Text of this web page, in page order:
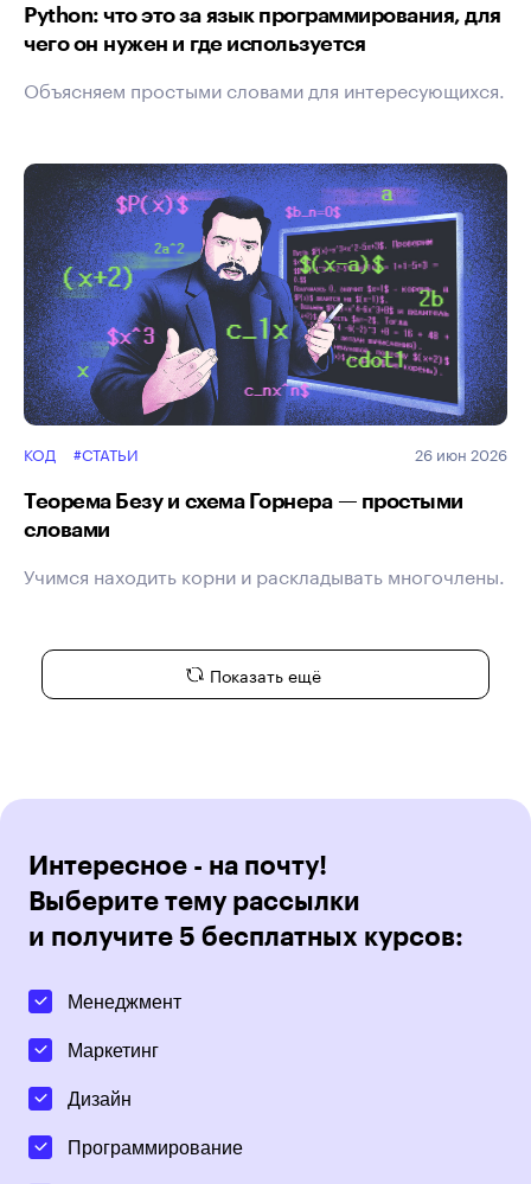
Python: что это за язык программирования, для
чего он нужен и где используется
Объясняем простыми словами для интересующихся.
КОД #СТАТЬИ 26 июн 2026
Теорема Безу и схема Горнера — простыми
словами
Учимся находить корни и раскладывать многочлены.
Показать ещё
Интересное - на почту!
Выберите тему рассылки
и получите 5 бесплатных курсов:
Менеджмент
Маркетинг
Дизайн
Программирование